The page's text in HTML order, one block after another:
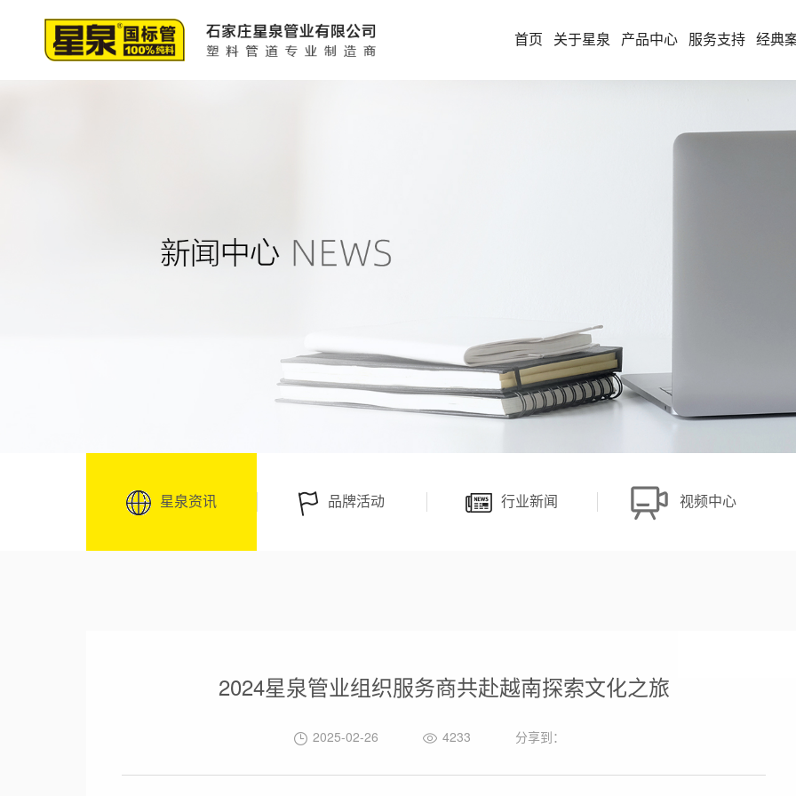
首页 关于星泉 产品中心 服务支持 经典
星泉资讯 品牌活动 行业新闻 视频中心
2024星泉管业组织服务商共赴越南探索文化之旅
2025-02-26 4233 分享到：